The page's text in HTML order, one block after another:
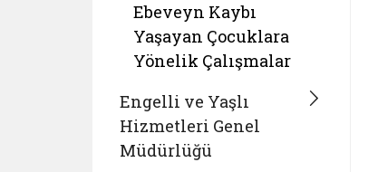
Ebeveyn Kaybı
Yaşayan Çocuklara
Yönelik Çalışmalar
Engelli ve Yaşlı
Hizmetleri Genel
Müdürlüğü